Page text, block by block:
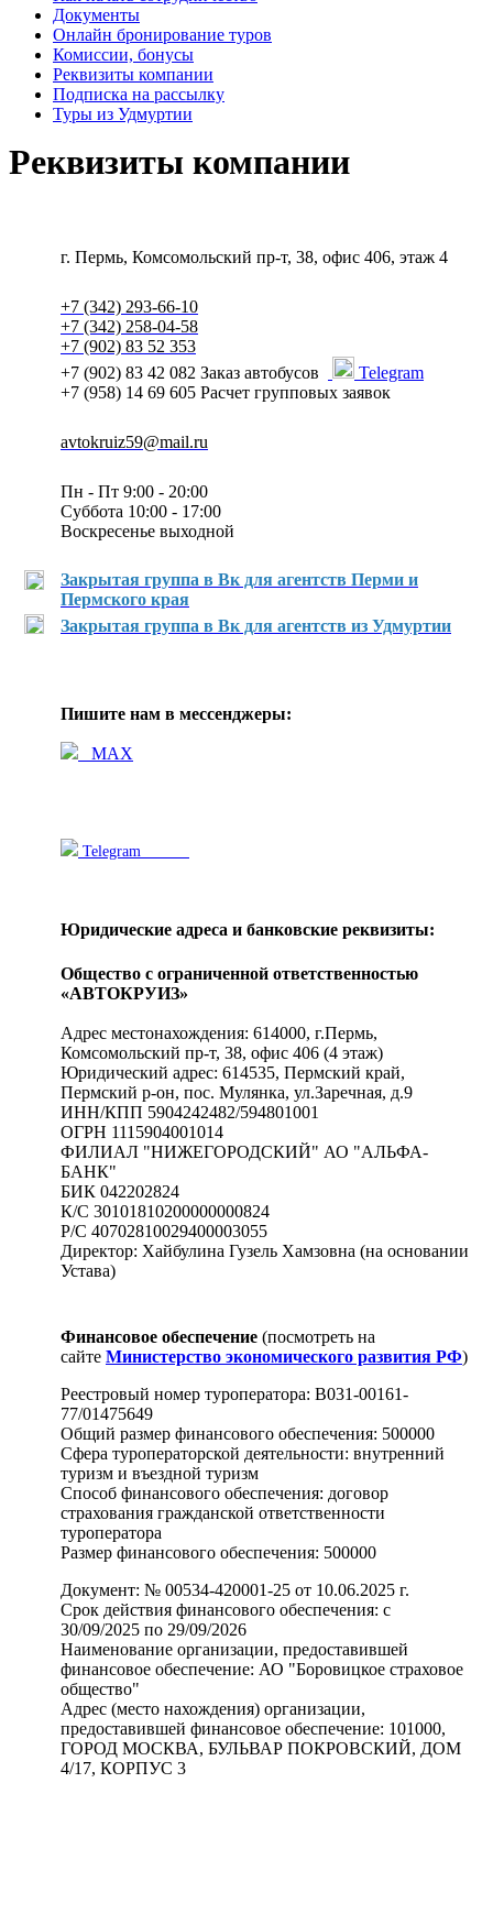
Документы
Онлайн бронирование туров
Комиссии, бонусы
Реквизиты компании
Подписка на рассылку
Туры из Удмуртии
Реквизиты компании
г. Пермь, Комсомольский пр-т, 38, офис 406, этаж 4
+7 (342) 293-66-10
+7 (342) 258-04-58
+7 (902) 83 52 353
+7 (902) 83 42 082 Заказ автобусов
Telegram
+7 (958) 14 69 605 Расчет групповых заявок
avtokruiz59@mail.ru
Пн - Пт 9:00 - 20:00
Суббота 10:00 - 17:00
Воскресенье выходной
Закрытая группа в Вк для агентств Перми и
Пермского края
Закрытая группа в Вк для агентств из Удмуртии
Пишите нам в мессенджеры:
MAX
Telegram
Юридические адреса и банковские реквизиты:
Общество с ограниченной ответственностью
«АВТОКРУИЗ»
Адрес местонахождения: 614000, г.Пермь,
Комсомольский пр-т, 38, офис 406 (4 этаж)
Юридический адрес: 614535, Пермский край,
Пермский р-он, пос. Мулянка, ул.Заречная, д.9
ИНН/КПП 5904242482/594801001
ОГРН 1115904001014
ФИЛИАЛ "НИЖЕГОРОДСКИЙ" АО "АЛЬФА-
БАНК"
БИК 042202824
К/С 30101810200000000824
Р/С 40702810029400003055
Директор: Хайбулина Гузель Хамзовна (на основании
Устава)
Финансовое обеспечение (посмотреть на
сайте Министерство экономического развития РФ)
Реестровый номер туроператора: В031-00161-
77/01475649
Общий размер финансового обеспечения: 500000
Сфера туроператорской деятельности: внутренний
туризм и въездной туризм
Способ финансового обеспечения: договор
страхования гражданской ответственности
туроператора
Размер финансового обеспечения: 500000
Документ: № 00534-420001-25 от 10.06.2025 г.
Срок действия финансового обеспечения: с
30/09/2025 по 29/09/2026
Наименование организации, предоставившей
финансовое обеспечение: АО "Боровицкое страховое
общество"
Адрес (место нахождения) организации,
предоставившей финансовое обеспечение: 101000,
ГОРОД МОСКВА, БУЛЬВАР ПОКРОВСКИЙ, ДОМ
4/17, КОРПУС 3